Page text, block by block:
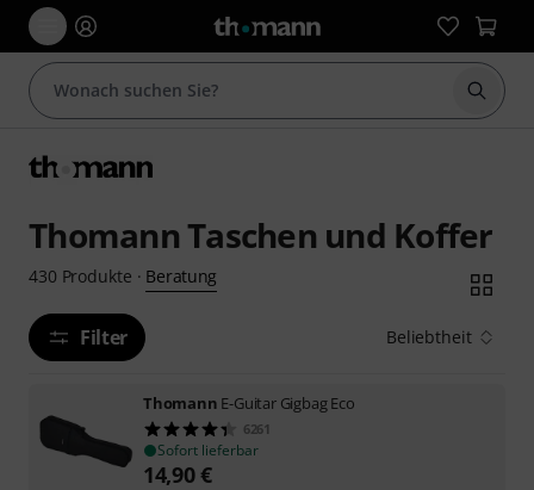
Suche
Thomann Taschen und Koffer
430 Produkte · Beratung
Filter Beliebtheit
Thomann E-Guitar Gigbag Eco
6261
Sofort lieferbar
14,90€